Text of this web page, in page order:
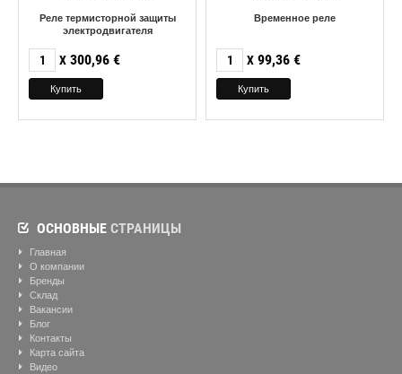
Реле термисторной защиты
электродвигателя
X 300,96 €
Временное реле
X 99,36 €
ОСНОВНЫЕ СТРАНИЦЫ
Главная
О компании
Бренды
Склад
Вакансии
Блог
Контакты
Карта сайта
Видео